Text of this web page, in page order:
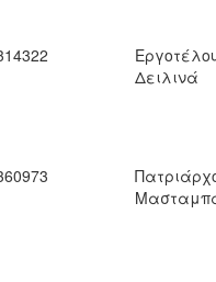
Δειλινά